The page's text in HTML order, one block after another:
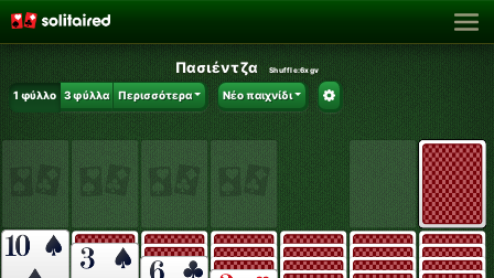
Πασιέντζα Shuffle:6xgv
1 φύλλο 3 φύλλα Περισσότερα Νέο παιχνίδι